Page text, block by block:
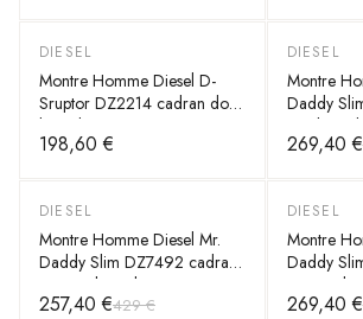
DIESEL
Montre Homme Diesel D-
Sruptor DZ2214 cadran doré
bracelet acier
198,60 €
-40%
DIESEL
Montre
Daddy
gris
269,40 €
-40%
DIESEL
Montre Homme Diesel Mr.
Daddy Slim DZ7492 cadran
marron bracelet cuir
257,40 €429 €
-40%
DIESEL
Montre
Daddy
marron
269,40 €